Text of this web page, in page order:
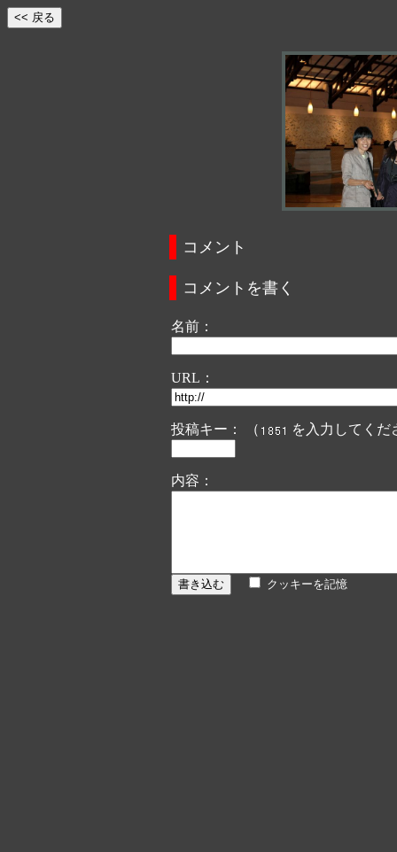
コメント
コメントを書く
名前：
URL：
投稿キー： （ を入力してくだ
内容：
クッキーを記憶